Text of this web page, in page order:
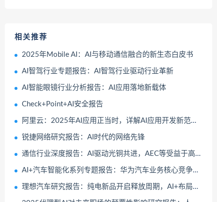
相关推荐
2025年Mobile AI：AI与移动通信融合的新生态白皮书
AI智驾行业专题报告：AI智驾行业驱动行业革新
AI智能眼镜行业分析报告：AI应用落地新载体
Check+Point+AI安全报告
阿里云：2025年AI应用正当时，详解AI应用开发新范式报告
锐捷网络研究报告：AI时代的网络先锋
通信行业深度报告：AI驱动光铜共进，AEC等受益于高速短距连接需求
AI+汽车智能化系列专题报告：华为汽车业务核心竞争力剖析
理想汽车研究报告：纯电新品开启释放周期，AI+布局开启成长新篇章